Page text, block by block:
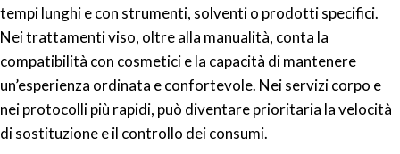
tempi lunghi e con strumenti, solventi o prodotti specifici.
Nei trattamenti viso, oltre alla manualità, conta la
compatibilità con cosmetici e la capacità di mantenere
un’esperienza ordinata e confortevole. Nei servizi corpo e
nei protocolli più rapidi, può diventare prioritaria la velocità
di sostituzione e il controllo dei consumi.